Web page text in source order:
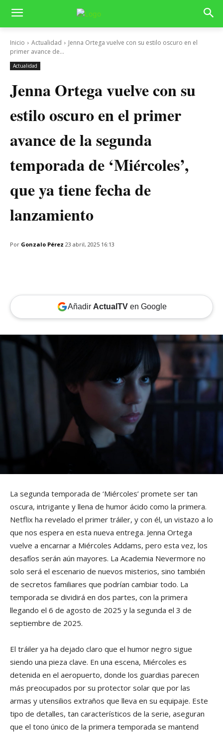
Inicio Actualidad
Jenna Ortega vuelve con su estilo oscuro en el
primer avance de...
Actualidad
Jenna Ortega vuelve con su
estilo oscuro en el primer
avance de la segunda
temporada de ‘Miércoles’,
que ya tiene fecha de
lanzamiento
Por Gonzalo Pérez 23 abril, 2025 16:13
Añadir ActualTVen Google
La segunda temporada de ‘Miércoles’ promete ser tan
oscura, intrigante y llena de humor ácido como la primera.
Netflix ha revelado el primer tráiler, y con él, un vistazo a lo
que nos espera en esta nueva entrega. Jenna Ortega
vuelve a encarnar a Miércoles Addams, pero esta vez, los
desafíos serán aún mayores. La Academia Nevermore no
solo será el escenario de nuevos misterios, sino también
de secretos familiares que podrían cambiar todo. La
temporada se dividirá en dos partes, con la primera
llegando el 6 de agosto de 2025 y la segunda el 3 de
septiembre de 2025.
El tráiler ya ha dejado claro que el humor negro sigue
siendo una pieza clave. En una escena, Miércoles es
detenida en el aeropuerto, donde los guardias parecen
más preocupados por su protector solar que por las
armas y utensilios extraños que lleva en su equipaje. Este
tipo de detalles, tan característicos de la serie, aseguran
que el tono único de la primera temporada se mantend